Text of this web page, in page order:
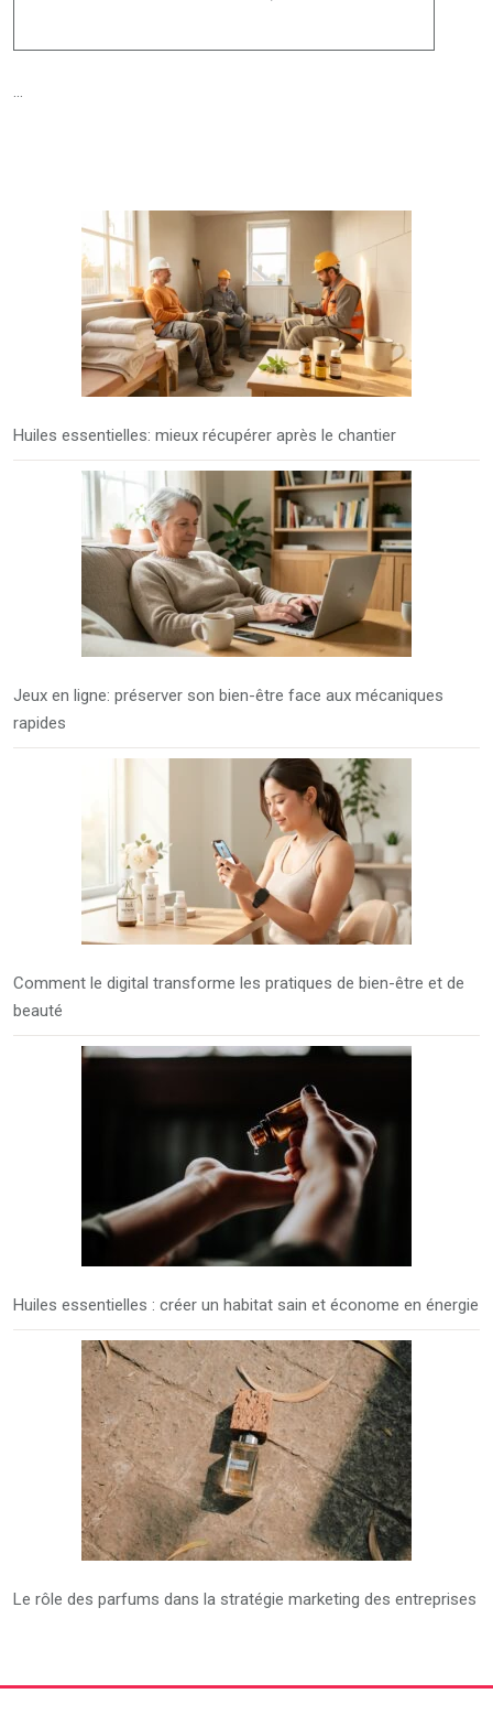
…
Huiles essentielles: mieux récupérer après le chantier
Jeux en ligne: préserver son bien-être face aux mécaniques
rapides
Comment le digital transforme les pratiques de bien-être et de
beauté
Huiles essentielles : créer un habitat sain et économe en énergie
Le rôle des parfums dans la stratégie marketing des entreprises